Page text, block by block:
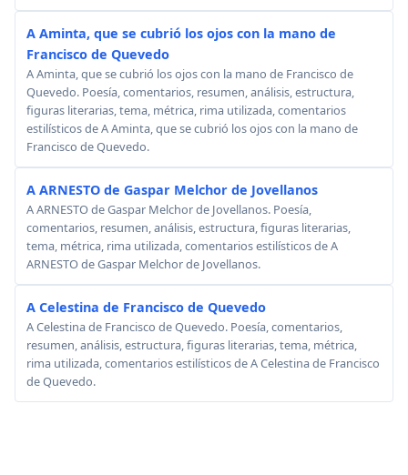
A Aminta, que se cubrió los ojos con la mano de
Francisco de Quevedo
A Aminta, que se cubrió los ojos con la mano de Francisco de
Quevedo. Poesía, comentarios, resumen, análisis, estructura,
figuras literarias, tema, métrica, rima utilizada, comentarios
estilísticos de A Aminta, que se cubrió los ojos con la mano de
Francisco de Quevedo.
A ARNESTO de Gaspar Melchor de Jovellanos
A ARNESTO de Gaspar Melchor de Jovellanos. Poesía,
comentarios, resumen, análisis, estructura, figuras literarias,
tema, métrica, rima utilizada, comentarios estilísticos de A
ARNESTO de Gaspar Melchor de Jovellanos.
A Celestina de Francisco de Quevedo
A Celestina de Francisco de Quevedo. Poesía, comentarios,
resumen, análisis, estructura, figuras literarias, tema, métrica,
rima utilizada, comentarios estilísticos de A Celestina de Francisco
de Quevedo.